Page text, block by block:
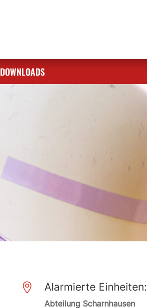
DOWNLOADS
 Alarmierte Einheiten:
Abteilung Scharnhausen